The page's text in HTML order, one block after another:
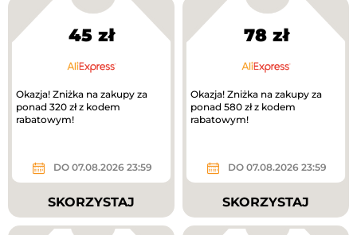
45 zł
Okazja! Zniżka na zakupy za
ponad 320 zł z kodem
rabatowym!
DO 07.08.2026 23:59
SKORZYSTAJ
78 zł
Okazja! Zniżka na zakupy za
ponad 580 zł z kodem
rabatowym!
DO 07.08.2026 23:59
SKORZYSTAJ